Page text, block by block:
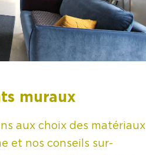
muraux
aux choix des matériaux
et nos conseils sur-